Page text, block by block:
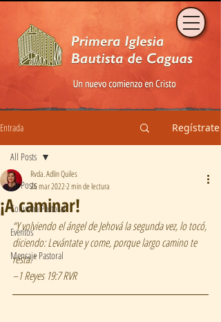
Entrada Regístrate
All Posts
Columna Pastoral
Eventos
Mensaje Pastoral
All Posts
¡A caminar!
Rvda. Adlin Quiles
26 mar 20222 min de lectura
“Y volviendo el ángel de Jehová la segunda vez, lo tocó,
diciendo: Levántate y come, porque largo camino te
resta.”
–1 Reyes 19:7 RVR